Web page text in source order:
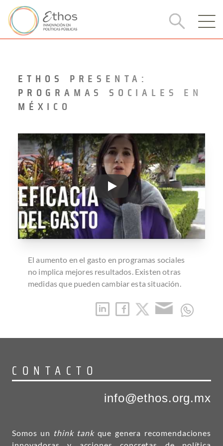
ETHOS PRESENTA:
PROGRAMAS SOCIALES EN
MÉXICO
ETHOS PRESENTA:
El aumento en el gasto en programas sociales
no implica mejores resultados. Existen otras
medidas que pueden cambiar esta situación.
CONTACTO
info@ethos.org.mx
Somos un think tankque genera recomendaciones